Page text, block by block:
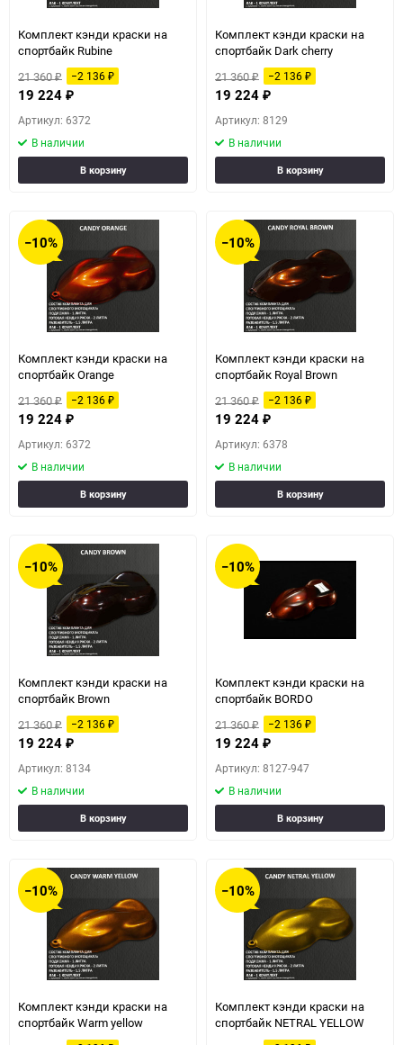
Комплект кэнди краски на
спортбайк Rubine
21 360₽ −2 136 ₽
19 224 ₽
Артикул: 6372
В наличии
В корзину
Комплект кэнди краски на
спортбайк Dark сherry
21 360₽ −2 136 ₽
19 224 ₽
Артикул: 8129
В наличии
В корзину
−10%
Комплект кэнди краски на
спортбайк Orange
21 360₽ −2 136 ₽
19 224 ₽
Артикул: 6372
В наличии
В корзину
−10%
Комплект кэнди краски на
спортбайк Royal Brown
21 360₽ −2 136 ₽
19 224 ₽
Артикул: 6378
В наличии
В корзину
−10%
Комплект кэнди краски на
спортбайк Brown
21 360₽ −2 136 ₽
19 224 ₽
Артикул: 8134
В наличии
В корзину
−10%
Комплект кэнди краски на
спортбайк BORDO
21 360₽ −2 136 ₽
19 224 ₽
Артикул: 8127-947
В наличии
В корзину
−10%
Комплект кэнди краски на
спортбайк Warm yellow
−10%
Комплект кэнди краски на
спортбайк NETRAL YELLOW